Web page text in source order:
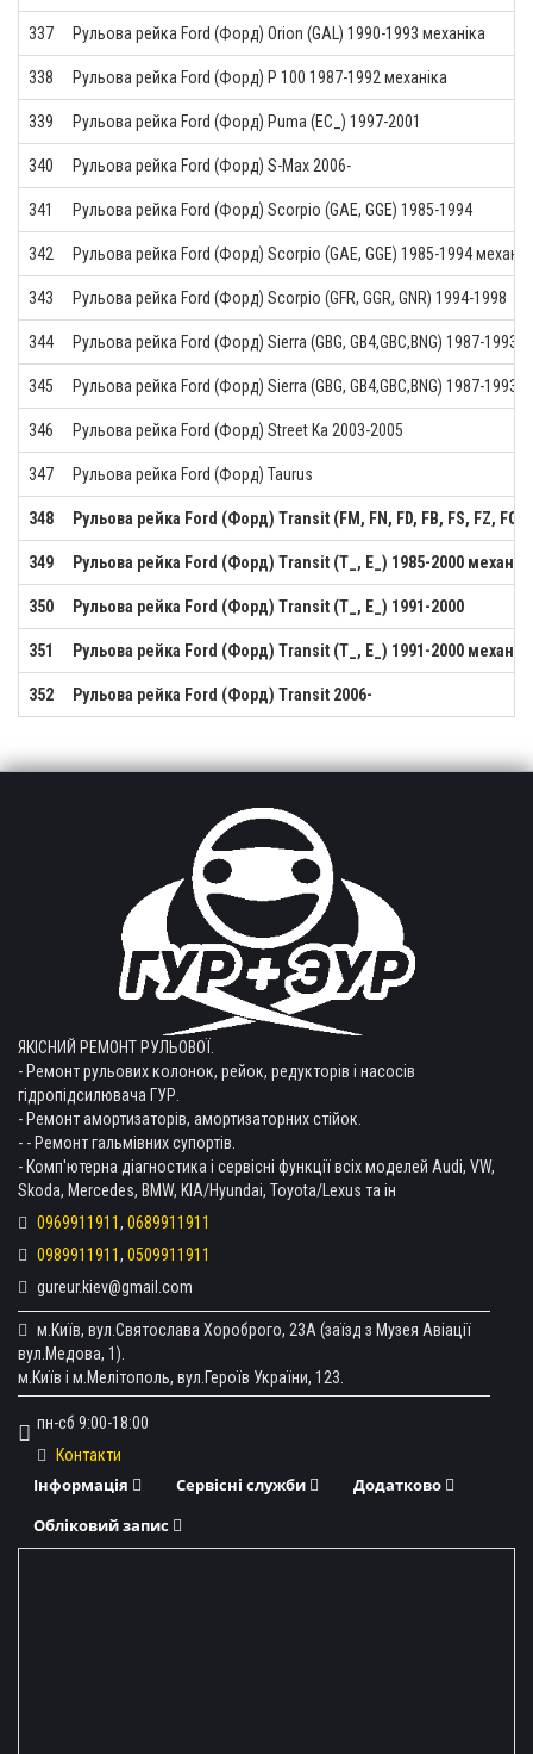
337 Рульова рейка Ford (Форд) Orion (GAL) 1990-1993 механіка
338 Рульова рейка Ford (Форд) P 100 1987-1992 механіка
339 Рульова рейка Ford (Форд) Puma (EC_) 1997-2001
340 Рульова рейка Ford (Форд) S-Max 2006-
341 Рульова рейка Ford (Форд) Scorpio (GAE, GGE) 1985-1994
342 Рульова рейка Ford (Форд) Scorpio (GAE, GGE) 1985-1994
343 Рульова рейка Ford (Форд) Scorpio (GFR, GGR, GNR) 1994-1998
344 Рульова рейка Ford (Форд) Sierra (GBG, GB4,GBC,BNG) 1987-1993
345 Рульова рейка Ford (Форд) Sierra (GBG, GB4,GBC,BNG) 1987-1993
346 Рульова рейка Ford (Форд) Street Ka 2003-2005
347 Рульова рейка Ford (Форд) Taurus
348 Рульова рейка Ford (Форд) Transit (FM, FN, FD, FB, FS, FZ, FC,
349 Рульова рейка Ford (Форд) Transit (T_, E_) 1985-2000
350 Рульова рейка Ford (Форд) Transit (T_, E_) 1991-2000
351 Рульова рейка Ford (Форд) Transit (T_, E_) 1991-2000
352 Рульова рейка Ford (Форд) Transit 2006-
ЯКІСНИЙ РЕМОНТ РУЛЬОВОЇ.
- Ремонт рульових колонок, рейок, редукторів і насосів
гідропідсилювача ГУР.
- Ремонт амортизаторів, амортизаторних стійок.
- - Ремонт гальмівних супортів.
- Комп'ютерна діагностика і сервісні функції всіх моделей Audi, VW,
Skoda, Mercedes, BMW, KIA/Hyundai, Toyota/Lexus та ін
0969911911, 0689911911
0989911911, 0509911911
gureur.kiev@gmail.com
м.Київ, вул.Святослава Хороброго, 23А (заїзд з Музея Авіації
вул.Медова, 1).
м.Київ і м.Мелітополь, вул.Героїв України, 123.
пн-сб 9:00-18:00
Контакти
Інформація Сервісні служби
Додатково
Обліковий запис